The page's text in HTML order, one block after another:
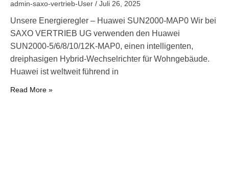
admin-saxo-vertrieb-User Juli 26, 2025
Unsere Energieregler – Huawei SUN2000‑MAP0 Wir bei
SAXO VERTRIEB UG verwenden den Huawei
SUN2000-5/6/8/10/12K‑MAP0, einen intelligenten,
dreiphasigen Hybrid-Wechselrichter für Wohngebäude.
Huawei ist weltweit führend in
Read More »